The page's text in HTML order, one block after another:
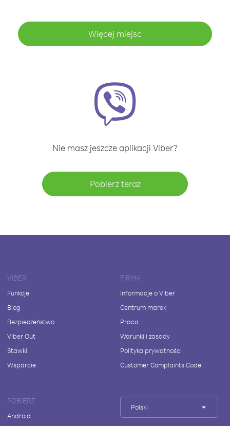
Więcej miejsc
Nie masz jeszcze aplikacji Viber?
Pobierz teraz
VIBER
Funkcje
Blog
Bezpieczeństwo
Viber Out
Stawki
Wsparcie
FIRMA
Informacje o Viber
Centrum marek
Praca
Warunki i zasady
Polityka prywatności
Customer Complaints Code
POBIERZ
Android
Polski